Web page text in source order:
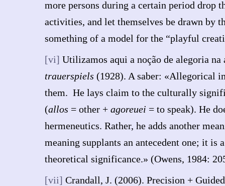
more persons during a certain period drop
activities, and let themselves be drawn by
something of a model for the “playful
[vi] Utilizamos aqui a noção de alegoria
trauerspiels (1928). A saber: «Allegorical
them. He lays claim to the culturally
(allos = other + agoreuei = to speak). He
hermeneutics. Rather, he adds another
meaning supplants an antecedent one; it
theoretical significance.» (Owens, 1984:
[vii] Crandall, J. (2006). Precision +